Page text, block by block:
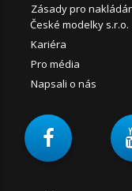
Zásady pro
České modelky s.r.o.
Kariéra
Pro média
Napsali o nás